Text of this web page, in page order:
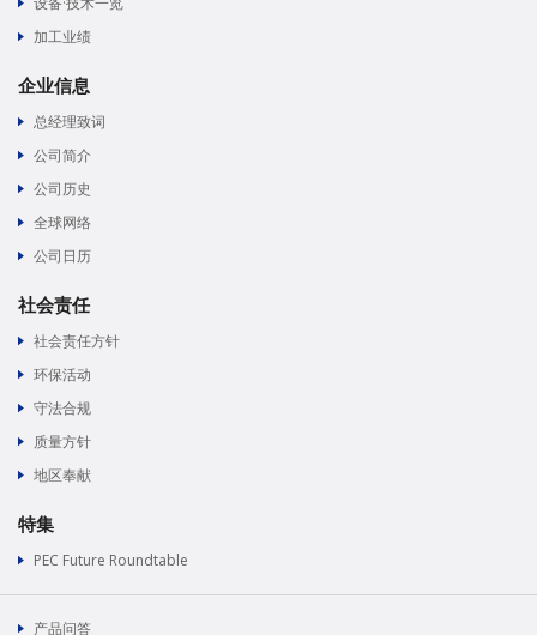
加工业绩
企业信息
总经理致词
公司简介
公司历史
全球网络
公司日历
社会责任
社会责任方针
环保活动
守法合规
质量方针
地区奉献
特集
PEC Future Roundtable
产品问答